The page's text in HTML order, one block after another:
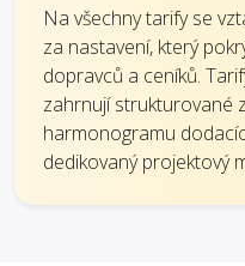
Na všechny tarify se
za nastavení, který
dopravců a ceníků.
zahrnují strukturované
harmonogramu
dedikovaný projektový